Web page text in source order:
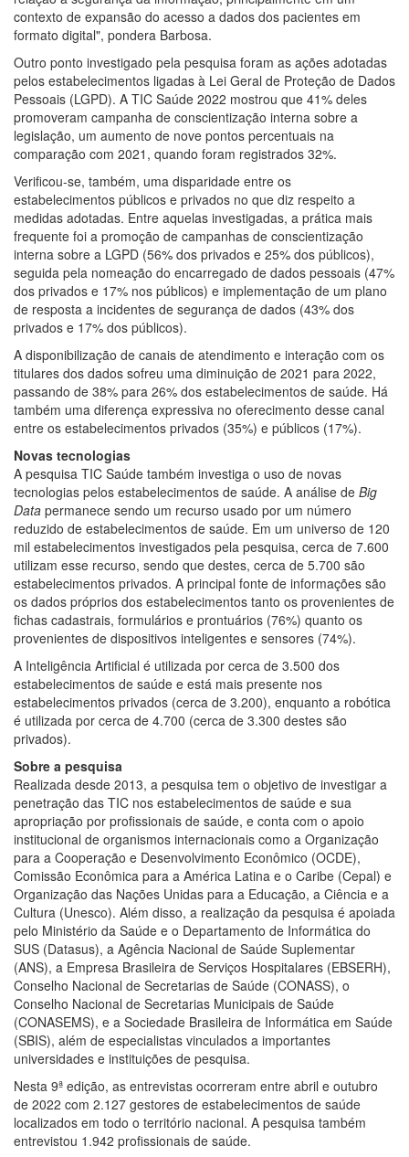
contexto de expansão do acesso a dados dos pacientes em
formato digital", pondera Barbosa.
Outro ponto investigado pela pesquisa foram as ações adotadas
pelos estabelecimentos ligadas à Lei Geral de Proteção de Dados
Pessoais (LGPD). A TIC Saúde 2022 mostrou que 41% deles
promoveram campanha de conscientização interna sobre a
legislação, um aumento de nove pontos percentuais na
comparação com 2021, quando foram registrados 32%.
Verificou-se, também, uma disparidade entre os
estabelecimentos públicos e privados no que diz respeito a
medidas adotadas. Entre aquelas investigadas, a prática mais
frequente foi a promoção de campanhas de conscientização
interna sobre a LGPD (56% dos privados e 25% dos públicos),
seguida pela nomeação do encarregado de dados pessoais (47%
dos privados e 17% nos públicos) e implementação de um plano
de resposta a incidentes de segurança de dados (43% dos
privados e 17% dos públicos).
A disponibilização de canais de atendimento e interação com os
titulares dos dados sofreu uma diminuição de 2021 para 2022,
passando de 38% para 26% dos estabelecimentos de saúde. Há
também uma diferença expressiva no oferecimento desse canal
entre os estabelecimentos privados (35%) e públicos (17%).
Novas tecnologias
A pesquisa TIC Saúde também investiga o uso de novas
tecnologias pelos estabelecimentos de saúde. A análise de Big
Data permanece sendo um recurso usado por um número
reduzido de estabelecimentos de saúde. Em um universo de 120
mil estabelecimentos investigados pela pesquisa, cerca de 7.600
utilizam esse recurso, sendo que destes, cerca de 5.700 são
estabelecimentos privados. A principal fonte de informações são
os dados próprios dos estabelecimentos tanto os provenientes de
fichas cadastrais, formulários e prontuários (76%) quanto os
provenientes de dispositivos inteligentes e sensores (74%).
A Inteligência Artificial é utilizada por cerca de 3.500 dos
estabelecimentos de saúde e está mais presente nos
estabelecimentos privados (cerca de 3.200), enquanto a robótica
é utilizada por cerca de 4.700 (cerca de 3.300 destes são
privados).
Sobre a pesquisa
Realizada desde 2013, a pesquisa tem o objetivo de investigar a
penetração das TIC nos estabelecimentos de saúde e sua
apropriação por profissionais de saúde, e conta com o apoio
institucional de organismos internacionais como a Organização
para a Cooperação e Desenvolvimento Econômico (OCDE),
Comissão Econômica para a América Latina e o Caribe (Cepal) e
Organização das Nações Unidas para a Educação, a Ciência e a
Cultura (Unesco). Além disso, a realização da pesquisa é apoiada
pelo Ministério da Saúde e o Departamento de Informática do
SUS (Datasus), a Agência Nacional de Saúde Suplementar
(ANS), a Empresa Brasileira de Serviços Hospitalares (EBSERH),
Conselho Nacional de Secretarias de Saúde (CONASS), o
Conselho Nacional de Secretarias Municipais de Saúde
(CONASEMS), e a Sociedade Brasileira de Informática em Saúde
(SBIS), além de especialistas vinculados a importantes
universidades e instituições de pesquisa.
Nesta 9ª edição, as entrevistas ocorreram entre abril e outubro
de 2022 com 2.127 gestores de estabelecimentos de saúde
localizados em todo o território nacional. A pesquisa também
entrevistou 1.942 profissionais de saúde.